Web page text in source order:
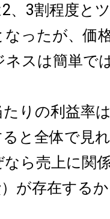
、3割程度と
ったが、価
スは簡単で
りの利益率
と全体で見
ら売上に関
が存在する